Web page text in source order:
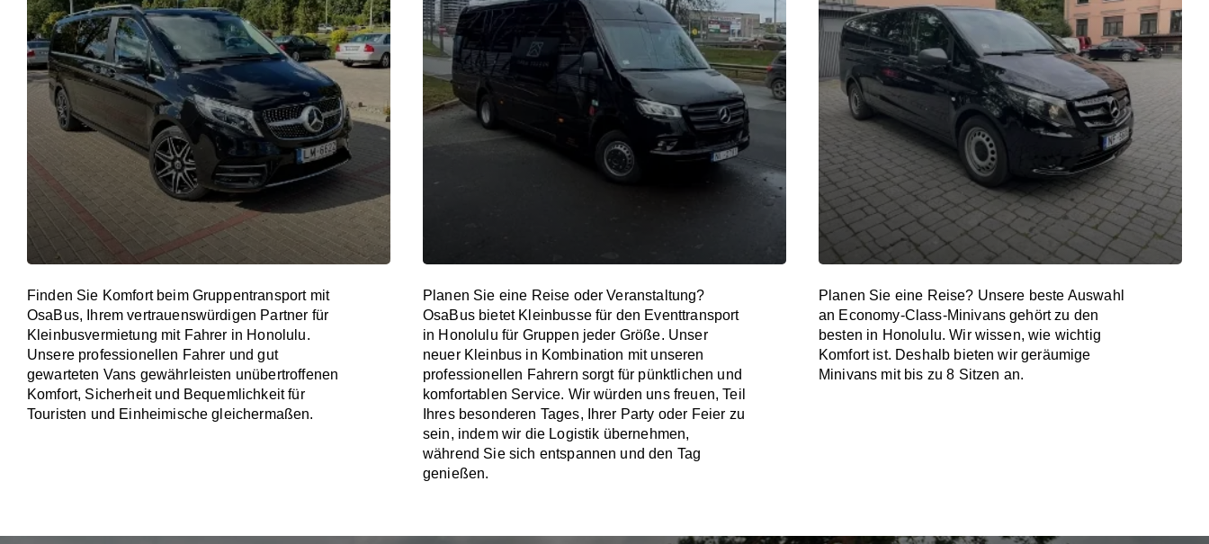
Finden Sie Komfort beim Gruppentransport mit
OsaBus, Ihrem vertrauenswürdigen Partner für
Kleinbusvermietung mit Fahrer in Honolulu.
Unsere professionellen Fahrer und gut
gewarteten Vans gewährleisten unübertroffenen
Komfort, Sicherheit und Bequemlichkeit für
Touristen und Einheimische gleichermaßen.
Planen Sie eine Reise oder Veranstaltung?
OsaBus bietet Kleinbusse für den Eventtransport
in Honolulu für Gruppen jeder Größe. Unser
neuer Kleinbus in Kombination mit unseren
professionellen Fahrern sorgt für pünktlichen und
komfortablen Service. Wir würden uns freuen, Teil
Ihres besonderen Tages, Ihrer Party oder Feier zu
sein, indem wir die Logistik übernehmen,
während Sie sich entspannen und den Tag
genießen.
Planen Sie eine Reise? Unsere beste Auswahl
an Economy-Class-Minivans gehört zu den
besten in Honolulu. Wir wissen, wie wichtig
Komfort ist. Deshalb bieten wir geräumige
Minivans mit bis zu 8 Sitzen an.